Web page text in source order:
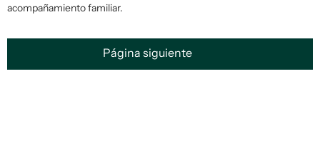
acompañamiento familiar.
Página siguiente